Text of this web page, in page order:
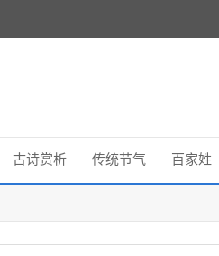
古诗赏析 传统节气 百家姓